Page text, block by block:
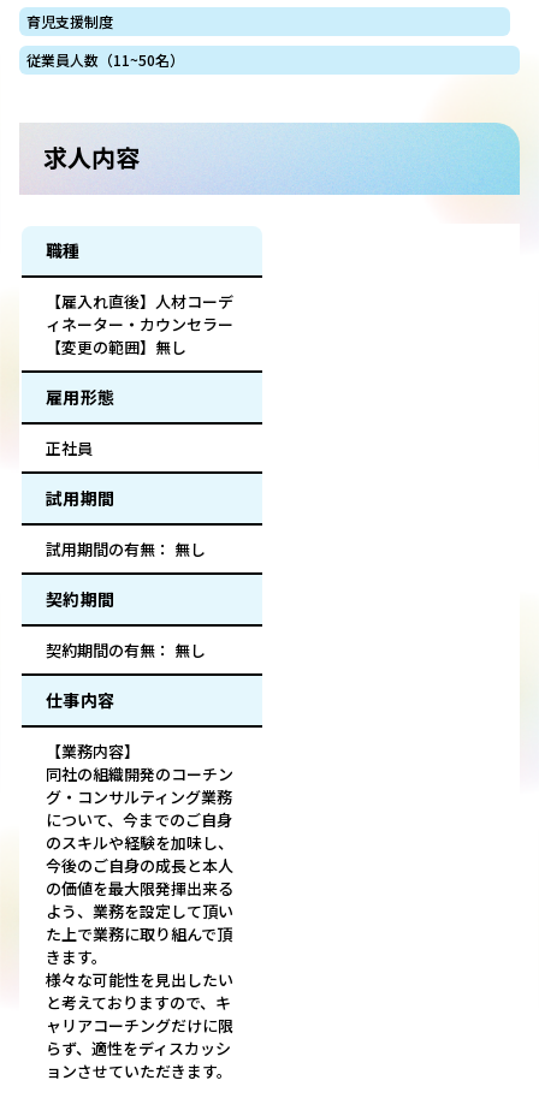
育児支援制度
従業員人数（11~50名）
求人内容
職種
【雇入れ直後】人材コーデ
ィネーター・カウンセラー
【変更の範囲】無し
雇用形態
正社員
試用期間
試用期間の有無： 無し
契約期間
契約期間の有無： 無し
仕事内容
【業務内容】
同社の組織開発のコーチン
グ・コンサルティング業務
について、今までのご自身
のスキルや経験を加味し、
今後のご自身の成長と本人
の価値を最大限発揮出来る
よう、業務を設定して頂い
た上で業務に取り組んで頂
きます。
様々な可能性を見出したい
と考えておりますので、キ
ャリアコーチングだけに限
らず、適性をディスカッシ
ョンさせていただきます。